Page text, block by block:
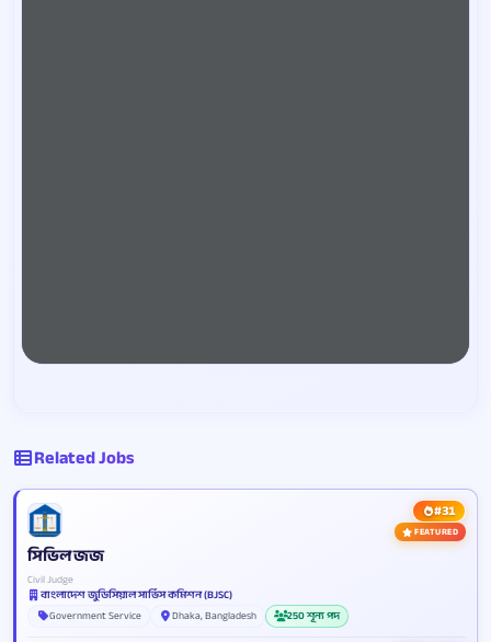
Related Jobs
#31
FEATURED
সিভিল জজ
Civil Judge
বাংলাদেশ জুডিসিয়াল সার্ভিস কমিশন (BJSC)
Government Service
Dhaka, Bangladesh 250 শূন্য পদ